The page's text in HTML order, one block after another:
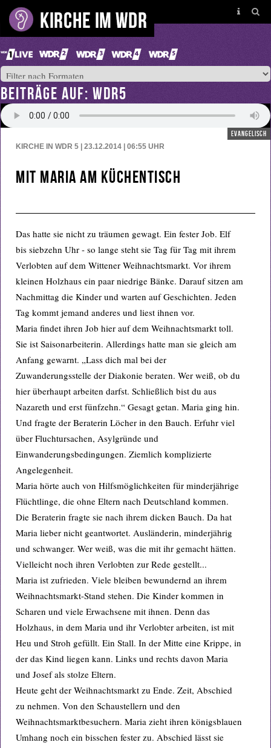
BEITRÄGE AUF: WDR5
evangelisch
KIRCHE IN WDR 5 | 23.12.2014 | 06:55 UHR
Mit Maria am Küchentisch
Das hatte sie nicht zu träumen gewagt. Ein fester Job. Elf
bis siebzehn Uhr - so lange steht sie Tag für Tag mit ihrem
Verlobten auf dem Wittener Weihnachtsmarkt. Vor ihrem
kleinen Holzhaus ein paar niedrige Bänke. Darauf sitzen am
Nachmittag die Kinder und warten auf Geschichten. Jeden
Tag kommt jemand anderes und liest ihnen vor.
Maria findet ihren Job hier auf dem Weihnachtsmarkt toll.
Sie ist Saisonarbeiterin. Allerdings hatte man sie gleich am
Anfang gewarnt. „Lass dich mal bei der
Zuwanderungsstelle der Diakonie beraten. Wer weiß, ob du
hier überhaupt arbeiten darfst. Schließlich bist du aus
Nazareth und erst fünfzehn.“ Gesagt getan. Maria ging hin.
Und fragte der Beraterin Löcher in den Bauch. Erfuhr viel
über Fluchtursachen, Asylgründe und
Einwanderungsbedingungen. Ziemlich komplizierte
Angelegenheit.
Maria hörte auch von Hilfsmöglichkeiten für minderjährige
Flüchtlinge, die ohne Eltern nach Deutschland kommen.
Die Beraterin fragte sie nach ihrem dicken Bauch. Da hat
Maria lieber nicht geantwortet. Ausländerin, minderjährig
und schwanger. Wer weiß, was die mit ihr gemacht hätten.
Vielleicht noch ihren Verlobten zur Rede gestellt...
Maria ist zufrieden. Viele bleiben bewundernd an ihrem
Weihnachtsmarkt-Stand stehen. Die Kinder kommen in
Scharen und viele Erwachsene mit ihnen. Denn das
Holzhaus, in dem Maria und ihr Verlobter arbeiten, ist mit
Heu und Stroh gefüllt. Ein Stall. In der Mitte eine Krippe, in
der das Kind liegen kann. Links und rechts davon Maria
und Josef als stolze Eltern.
Heute geht der Weihnachtsmarkt zu Ende. Zeit, Abschied
zu nehmen. Von den Schaustellern und den
Weihnachtsmarktbesuchern. Maria zieht ihren königsblauen
Umhang noch ein bisschen fester zu. Abschied lässt sie